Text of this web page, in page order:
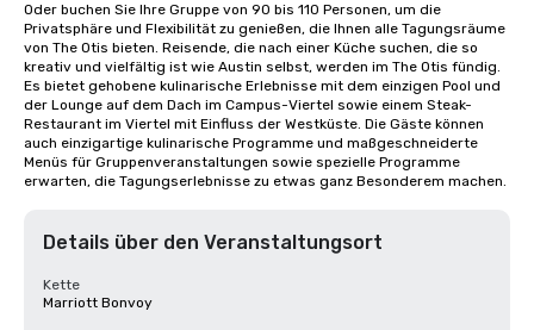
Oder buchen Sie Ihre Gruppe von 90 bis 110 Personen, um die
Privatsphäre und Flexibilität zu genießen, die Ihnen alle Tagungsräume
von The Otis bieten. Reisende, die nach einer Küche suchen, die so
kreativ und vielfältig ist wie Austin selbst, werden im The Otis fündig.
Es bietet gehobene kulinarische Erlebnisse mit dem einzigen Pool und
der Lounge auf dem Dach im Campus-Viertel sowie einem Steak-
Restaurant im Viertel mit Einfluss der Westküste. Die Gäste können
auch einzigartige kulinarische Programme und maßgeschneiderte
Menüs für Gruppenveranstaltungen sowie spezielle Programme
erwarten, die Tagungserlebnisse zu etwas ganz Besonderem machen.
Details über den Veranstaltungsort
Kette
Marriott Bonvoy